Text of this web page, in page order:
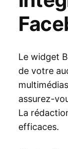
Le widget
de votre
assurez-
La
efficaces.